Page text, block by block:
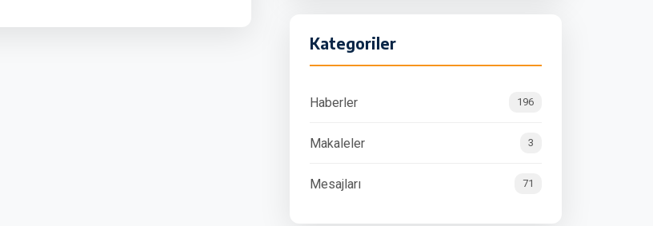
Kategoriler
Haberler 196
Makaleler 3
Mesajları 71